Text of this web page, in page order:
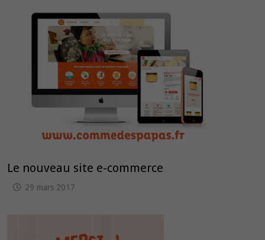
Le nouveau site e-commerce
29 mars 2017